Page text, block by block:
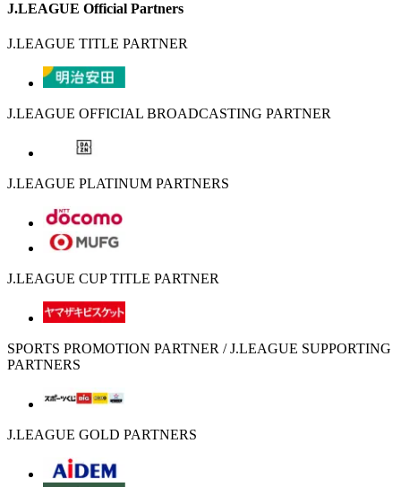
J.LEAGUE Official Partners
J.LEAGUE TITLE PARTNER
J.LEAGUE OFFICIAL BROADCASTING PARTNER
J.LEAGUE PLATINUM PARTNERS
J.LEAGUE CUP TITLE PARTNER
SPORTS PROMOTION PARTNER / J.LEAGUE SUPPORTING
PARTNERS
J.LEAGUE GOLD PARTNERS